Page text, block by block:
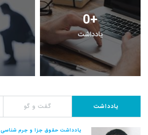
0+
یادداشت
یادداشت گفت و گو
یادداشت حقوق جزا و جرم شناسی